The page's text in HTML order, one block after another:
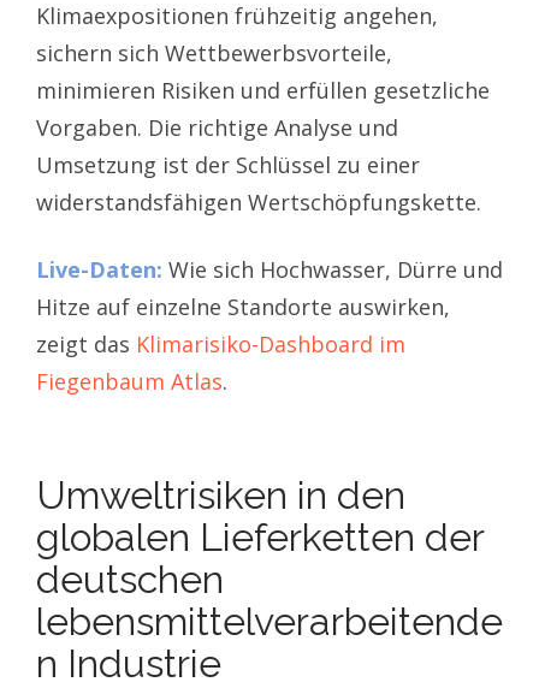
Klimaexpositionen frühzeitig angehen,
sichern sich Wettbewerbsvorteile,
minimieren Risiken und erfüllen gesetzliche
Vorgaben. Die richtige Analyse und
Umsetzung ist der Schlüssel zu einer
widerstandsfähigen Wertschöpfungskette.
Live-Daten: Wie sich Hochwasser, Dürre und
Hitze auf einzelne Standorte auswirken,
zeigt das Klimarisiko-Dashboard im
Fiegenbaum Atlas.
Umweltrisiken in den
globalen Lieferketten der
deutschen
lebensmittelverarbeitende
n Industrie